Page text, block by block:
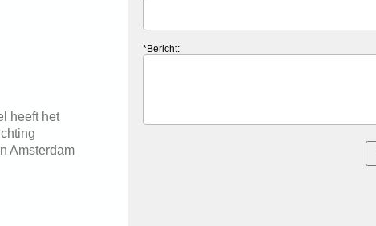
*Bericht:
heeft het
Amsterdam